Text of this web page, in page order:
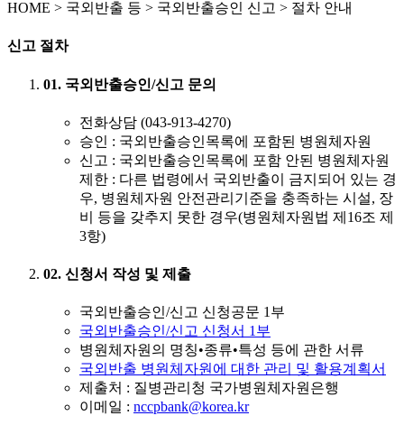
HOME > 국외반출 등 > 국외반출승인 신고 > 절차 안내
신고 절차
01. 국외반출승인/신고 문의
전화상담 (043-913-4270)
승인 : 국외반출승인목록에 포함된 병원체자원
신고 : 국외반출승인목록에 포함 안된 병원체자원
제한 : 다른 법령에서 국외반출이 금지되어 있는 경
우, 병원체자원 안전관리기준을 충족하는 시설, 장
비 등을 갖추지 못한 경우(병원체자원법 제16조 제
3항)
02. 신청서 작성 및 제출
국외반출승인/신고 신청공문 1부
국외반출승인/신고 신청서 1부
병원체자원의 명칭•종류•특성 등에 관한 서류
국외반출 병원체자원에 대한 관리 및 활용계획서
제출처 : 질병관리청 국가병원체자원은행
이메일 : nccpbank@korea.kr